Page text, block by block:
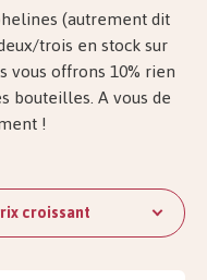
(autrement dit
trois en stock sur
vous offrons 10% rien
bouteilles. A vous de
!
​​croissant